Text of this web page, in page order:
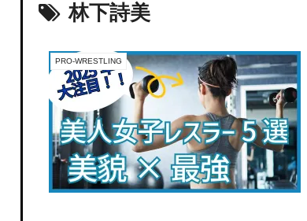
林下詩美
PRO-WRESTLING